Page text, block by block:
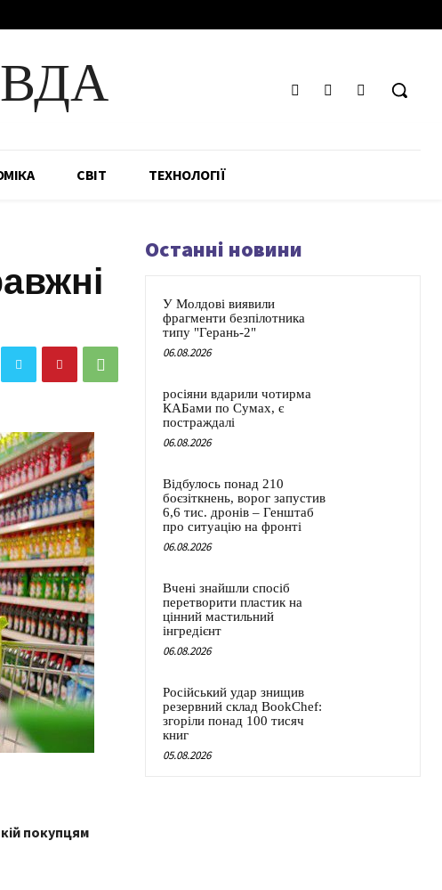
СВІТ ТЕХНОЛОГІЇ
покупцям
Останні новини
У Молдові виявили
фрагменти безпілотника
типу "Герань-2"
06.08.2026
росіяни вдарили чотирма
КАБами по Сумах, є
постраждалі
06.08.2026
Відбулось понад 210
боєзіткнень, ворог запустив
6,6 тис. дронів – Генштаб
про ситуацію на фронті
06.08.2026
Вчені знайшли спосіб
перетворити пластик на
цінний мастильний
інгредієнт
06.08.2026
Російський удар знищив
резервний склад BookChef:
згоріли понад 100 тисяч
книг
05.08.2026